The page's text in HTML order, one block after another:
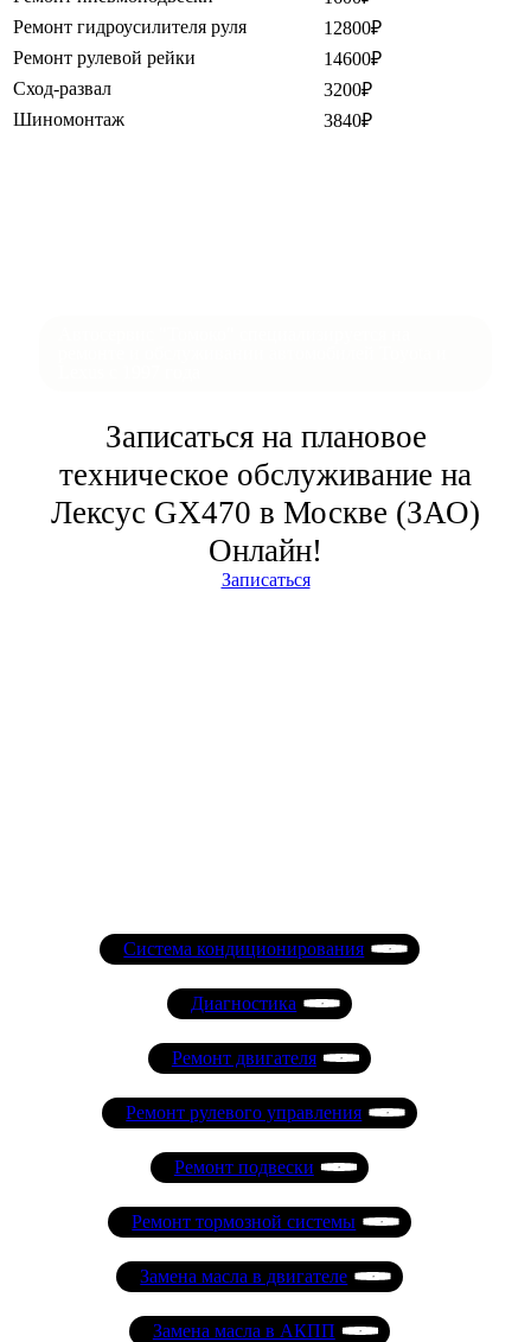
Ремонт гидроусилителя руля
12800₽
Ремонт рулевой рейки
14600₽
Сход-развал
3200₽
Шиномонтаж
3840₽
Записаться на плановое
техническое обслуживание на
Лексус GX470 в Москве (ЗАО)
Онлайн!
Записаться
Система кондиционирования
Диагностика
Ремонт двигателя
Ремонт рулевого управления
Ремонт подвески
Ремонт тормозной системы
Замена масла в двигателе
Замена масла в АКПП